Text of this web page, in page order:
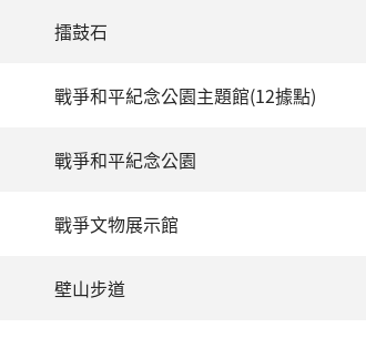
擂鼓石
戰爭和平紀念公園主題館(12據點)
戰爭和平紀念公園
戰爭文物展示館
壁山步道